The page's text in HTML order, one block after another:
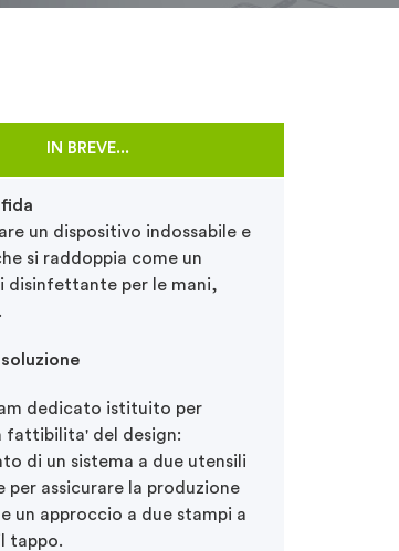
IN BREVE...
un dispositivo indossabile e
si raddoppia come un
disinfettante per le mani,
soluzione
dedicato istituito per
fattibilita' del design:
di un sistema a due utensili
per assicurare la produzione
un approccio a due stampi a
tappo.